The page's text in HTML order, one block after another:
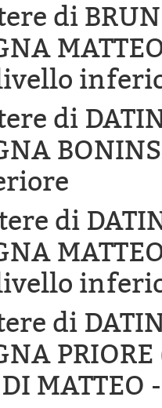
di
di
di
di
MATTEO